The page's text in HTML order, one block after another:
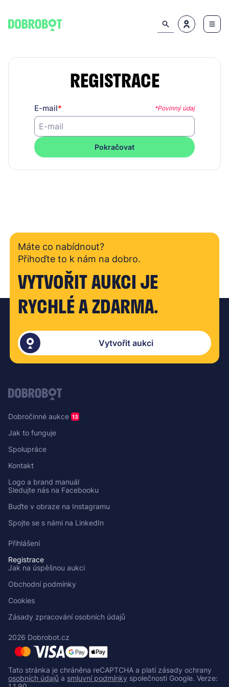
REGISTRACE
E-mail *Povinný údaj
Pokračovat
Máte co nabídnout?
Přihoďte to k nám na dobro.
VYTVOŘIT AUKCI JE
RYCHLÉ A ZDARMA.
Vytvořit aukci
Dobročinné aukce 13
Jak to funguje
Spolupráce
Kontakt
Logo a brand manuál
Sledujte nás na Facebooku
Buďte v obraze na Instagramu
Spojte se s námi na LinkedIn
Přihlášení
Registrace
Jak na úspěšnou aukci
Obchodní podmínky
Cookies
Zásady zpracování osobních údajů
2026 Dobrobot.cz
Tato stránka je chráněna reCAPTCHA a platí zásady ochrany
osobních údajů a smluvní podmínky společnosti Google. Verze: